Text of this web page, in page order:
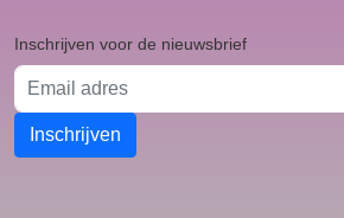
Inschrijven voor de nieuwsbrief
Email adres
Inschrijven